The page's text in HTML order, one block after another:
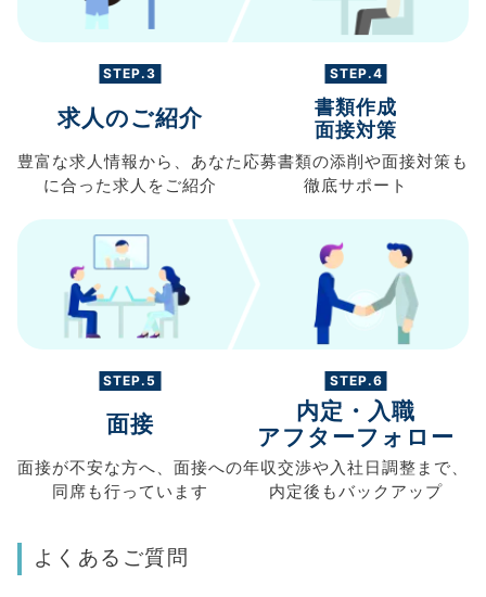
STEP.3
求人のご紹介
豊富な求人情報から、 あなた
に合った求人を ご紹介
STEP.4
書類作成
面接対策
応募書類の添削や面接対策も
徹底サポート
STEP.5
面接
面接が不安な方へ、 面接への
同席も行っています
STEP.6
内定・入職
アフターフォロー
年収交渉や入社日調整まで、
内定後もバックアップ
よくあるご質問